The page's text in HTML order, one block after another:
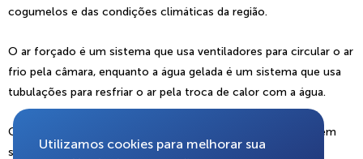
cogumelos e das condições climáticas da região.
O ar forçado é um sistema que usa ventiladores para circular o ar
frio pela câmara, enquanto a água gelada é um sistema que usa
tubulações para resfriar o ar pela troca de calor com a água.
Cada sistema tem suas vantagens e desvantagens, que devem
ser avaliadas de acordo com as necessidades do produtor.
Utilizamos cookies para melhorar sua